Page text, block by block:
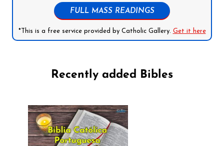
FULL MASS READINGS
*This is a free service provided by Catholic Gallery. Get it here
Recently added Bibles